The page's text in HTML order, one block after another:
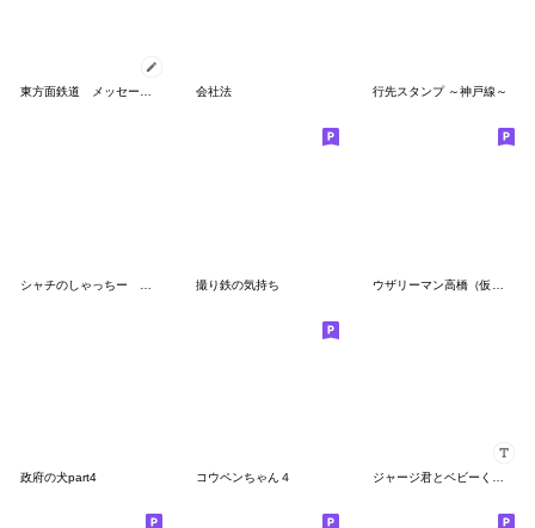
東方面鉄道 メッセージスタンプ 会社法 行先スタンプ ～神戸線～
撮り鉄の気持ち
政府の犬part4 コウペンちゃん４